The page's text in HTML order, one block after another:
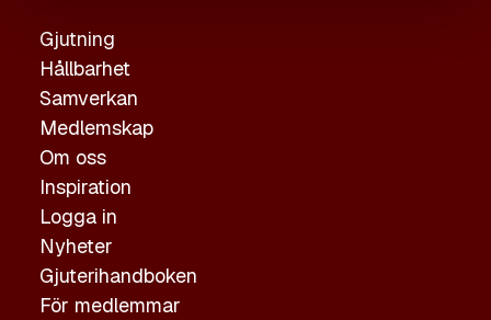
Gjutning
Hållbarhet
Samverkan
Medlemskap
Om oss
Inspiration
Logga in
Nyheter
Gjuterihandboken
För medlemmar